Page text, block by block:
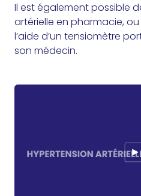
Il est également possible
artérielle en pharmacie,
l’aide d’un tensiomètre
son médecin.